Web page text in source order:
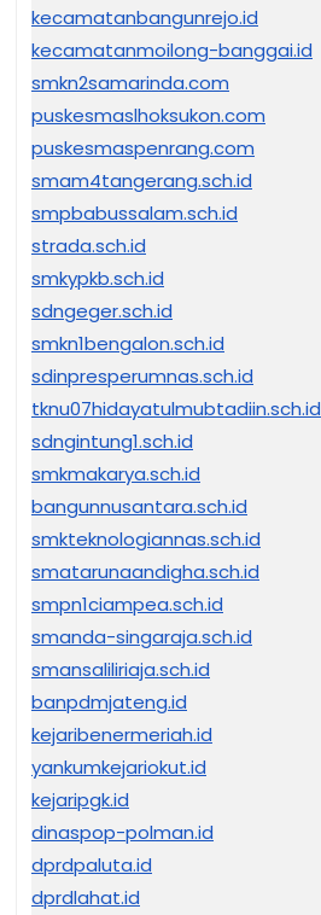
post:
kecamatanbangunrejo.id
kecamatanmoilong-banggai.id
smkn2samarinda.com
puskesmaslhoksukon.com
puskesmaspenrang.com
smam4tangerang.sch.id
smpbabussalam.sch.id
strada.sch.id
smkypkb.sch.id
sdngeger.sch.id
smkn1bengalon.sch.id
sdinpresperumnas.sch.id
tknu07hidayatulmubtadiin.sch.id
sdngintung1.sch.id
smkmakarya.sch.id
bangunnusantara.sch.id
smkteknologiannas.sch.id
smatarunaandigha.sch.id
smpn1ciampea.sch.id
smanda-singaraja.sch.id
smansaliliriaja.sch.id
banpdmjateng.id
kejaribenermeriah.id
yankumkejariokut.id
kejaripgk.id
dinaspop-polman.id
dprdpaluta.id
dprdlahat.id